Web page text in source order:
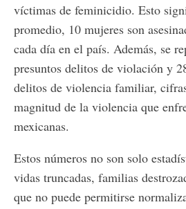
víctimas de feminicidio. Esto
promedio, 10 mujeres son
cada día en el país. Además, se
presuntos delitos de violación y
delitos de violencia familiar,
magnitud de la violencia que
mexicanas.
Estos números no son solo
vidas truncadas, familias
que no puede permitirse